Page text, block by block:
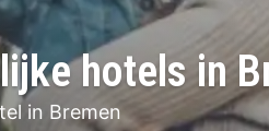
hotels in
in Bremen